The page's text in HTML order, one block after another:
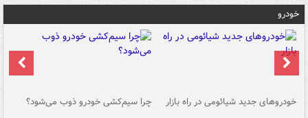
خودرو
خودروهای جدید شیائومی در راه بازار چرا سیم‌کشی خودرو ذوب می‌شود؟